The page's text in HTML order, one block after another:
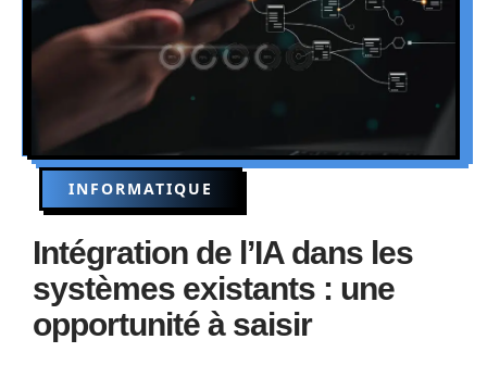
INFORMATIQUE
Intégration de l’IA dans les
systèmes existants : une
opportunité à saisir